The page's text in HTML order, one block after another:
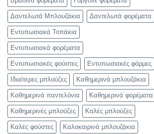
Δαντελωτά Μπλουζάκια Δαντελωτά φορέματα
Εντυπωσιακά Τοπάκια
Εντυπωσιακά φορέματα
Εντυπωσιακές φούστες Εντυπωσιακές φόρμες
Ιδιαίτερες μπλούζες Καθημερινά μπλουζάκια
Καθημερινά παντελόνια Καθημερινά φορέματα
Καθημερινές μπλούζες Καλές μπλούζες
Καλές φούστες Καλοκαιρινά μπλουζάκια